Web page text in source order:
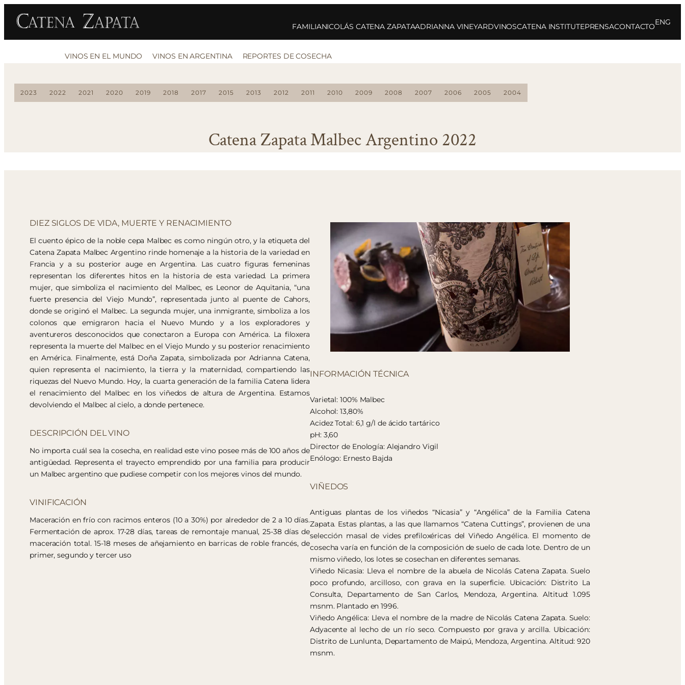
FAMILIANICOLÁS CATENA ZAPATAADRIANNA VINEYARDVINOSCATENA INSTITUTEPRENSACONTACTO
ENG
VINOS EN EL MUNDO VINOS EN ARGENTINA REPORTES DE COSECHA
2023 2022 2021 2020 2019 2018 2017 2015 2013 2012 2011 2010 2009 2008 2007 2006 2005 2004
Catena Zapata Malbec Argentino 2022
DIEZ SIGLOS DE VIDA, MUERTE Y RENACIMIENTO
El cuento épico de la noble cepa Malbec es como ningún otro, y la etiqueta del
Catena Zapata Malbec Argentino rinde homenaje a la historia de la variedad en
Francia y a su posterior auge en Argentina. Las cuatro figuras femeninas
representan los diferentes hitos en la historia de esta variedad. La primera
mujer, que simboliza el nacimiento del Malbec, es Leonor de Aquitania, “una
fuerte presencia del Viejo Mundo”, representada junto al puente de Cahors,
donde se originó el Malbec. La segunda mujer, una inmigrante, simboliza a los
colonos que emigraron hacia el Nuevo Mundo y a los exploradores y
aventureros desconocidos que conectaron a Europa con América. La filoxera
representa la muerte del Malbec en el Viejo Mundo y su posterior renacimiento
en América. Finalmente, está Doña Zapata, simbolizada por Adrianna Catena,
quien representa el nacimiento, la tierra y la maternidad, compartiendo las
riquezas del Nuevo Mundo. Hoy, la cuarta generación de la familia Catena lidera
el renacimiento del Malbec en los viñedos de altura de Argentina. Estamos
devolviendo el Malbec al cielo, a donde pertenece.
DESCRIPCIÓN DEL VINO
No importa cuál sea la cosecha, en realidad este vino posee más de 100 años de
antigüedad. Representa el trayecto emprendido por una familia para producir
un Malbec argentino que pudiese competir con los mejores vinos del mundo.
VINIFICACIÓN
Maceración en frío con racimos enteros (10 a 30%) por alrededor de 2 a 10 días.
Fermentación de aprox. 17-28 días, tareas de remontaje manual, 25-38 días de
maceración total. 15-18 meses de añejamiento en barricas de roble francés, de
primer, segundo y tercer uso
INFORMACIÓN TÉCNICA
Varietal: 100% Malbec
Alcohol: 13,80%
Acidez Total: 6,1 g/l de ácido tartárico
pH: 3,60
Director de Enología: Alejandro Vigil
Enólogo: Ernesto Bajda
VIÑEDOS
Antiguas plantas de los viñedos “Nicasia” y “Angélica” de la Familia Catena
Zapata. Estas plantas, a las que llamamos “Catena Cuttings”, provienen de una
selección masal de vides prefiloxéricas del Viñedo Angélica. El momento de
cosecha varía en función de la composición de suelo de cada lote. Dentro de un
mismo viñedo, los lotes se cosechan en diferentes semanas.
Viñedo Nicasia: Lleva el nombre de la abuela de Nicolás Catena Zapata. Suelo
poco profundo, arcilloso, con grava en la superficie. Ubicación: Distrito La
Consulta, Departamento de San Carlos, Mendoza, Argentina. Altitud: 1.095
msnm. Plantado en 1996.
Viñedo Angélica: Lleva el nombre de la madre de Nicolás Catena Zapata. Suelo:
Adyacente al lecho de un río seco. Compuesto por grava y arcilla. Ubicación:
Distrito de Lunlunta, Departamento de Maipú, Mendoza, Argentina. Altitud: 920
msnm.